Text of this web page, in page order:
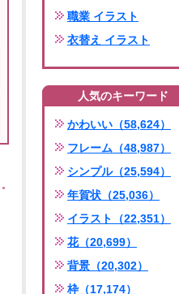
職業 イラスト
衣替え イラスト
人気のキーワード
かわいい（58,624）
フレーム（48,987）
シンプル（25,594）
年賀状（25,036）
イラスト（22,351）
花（20,699）
背景（20,302）
枠（17,174）